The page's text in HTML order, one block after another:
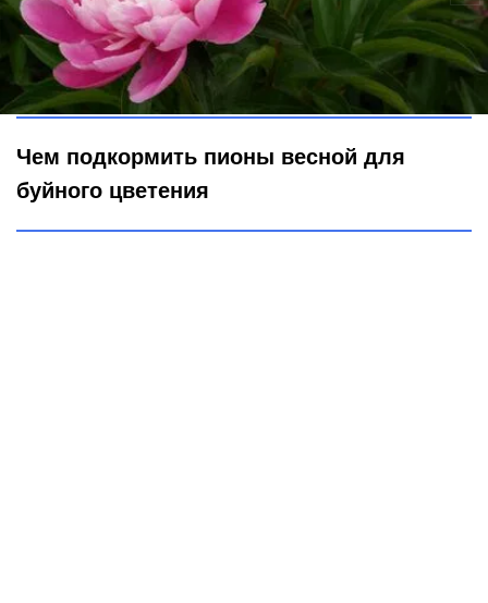
Мои пионы пышнее нарядов Мадонны: 3 шага весной — и бутоны
сверкают на все СНТ, соседи фоткаться приходят
Чем подкормить пионы весной для
буйного цветения